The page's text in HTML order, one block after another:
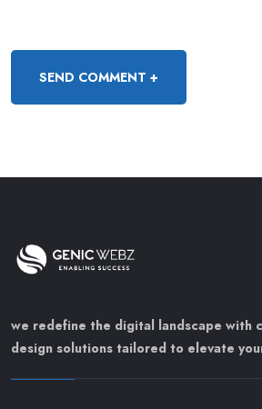
we redefine the digital landscape with
design solutions tailored to elevate